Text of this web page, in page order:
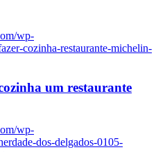
wp-
cozinha-restaurante-michelin-
um restaurante
wp-
dos-delgados-0105-